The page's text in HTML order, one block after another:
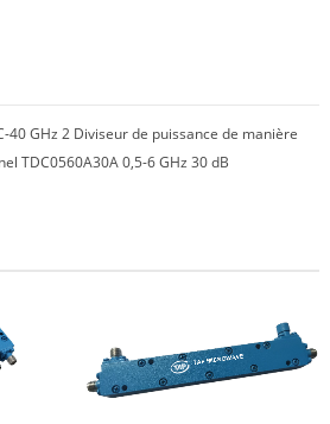
40 GHz 2 Diviseur de puissance de manière
TDC0560A30A 0,5-6 GHz 30 dB